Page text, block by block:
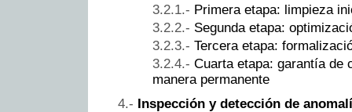
Primera etapa: limpieza
Segunda etapa:
Tercera etapa:
Cuarta etapa: garantía de
manera permanente
Inspección y detección de